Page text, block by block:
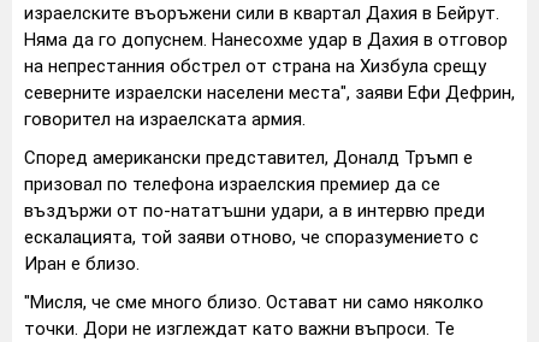
израелските въоръжени сили в квартал Дахия в Бейрут.
Няма да го допуснем. Нанесохме удар в Дахия в отговор
на непрестанния обстрел от страна на Хизбула срещу
северните израелски населени места", заяви Ефи Дефрин,
говорител на израелската армия.
Според американски представител, Доналд Тръмп е
призовал по телефона израелския премиер да се
въздържи от по-нататъшни удари, а в интервю преди
ескалацията, той заяви отново, че споразумението с
Иран е близо.
"Мисля, че сме много близо. Остават ни само няколко
точки. Дори не изглеждат като важни въпроси. Те